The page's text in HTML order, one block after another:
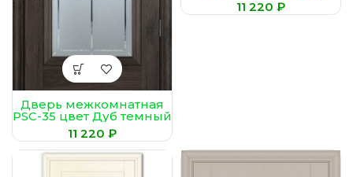
Дверь межкомнатная
PSC-35 цвет Дуб темный
₽
гравировка)
₽